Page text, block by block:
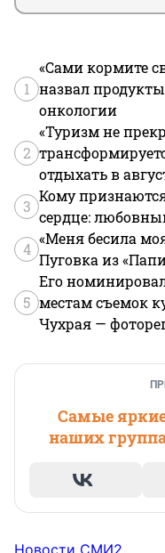
1
«Сами кормите
назвал
онкологии
2
«Туризм не
отдыхать в
3
Кому
сердце:
4
«Меня бесила
Пуговка из
5
Его
местам съемок
Чухрая —
Самые
наших
Новости СМИ2